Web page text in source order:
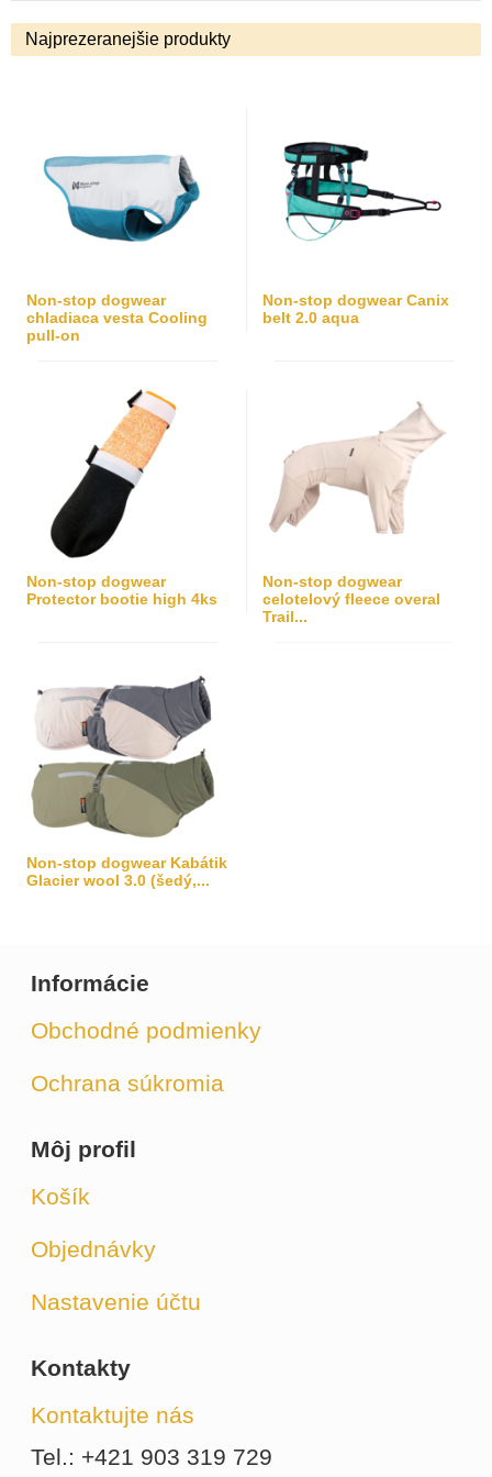
Najprezeranejšie produkty
Non-stop dogwear
chladiaca vesta Cooling
pull-on
Non-stop dogwear Canix
belt 2.0 aqua
Non-stop dogwear
Protector bootie high 4ks
Non-stop dogwear
celotelový fleece overal
Trail...
Non-stop dogwear Kabátik
Glacier wool 3.0 (šedý,...
Informácie
Obchodné podmienky
Ochrana súkromia
Môj profil
Košík
Objednávky
Nastavenie účtu
Kontakty
Kontaktujte nás
Tel.: +421 903 319 729